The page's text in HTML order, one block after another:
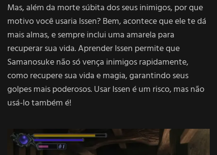
Mas, além da morte súbita dos seus inimigos, por que
motivo você usaria Issen? Bem, acontece que ele te dá
mais almas, e sempre inclui uma amarela para
recuperar sua vida. Aprender Issen permite que
Samanosuke não só vença inimigos rapidamente,
como recupere sua vida e magia, garantindo seus
golpes mais poderosos. Usar Issen é um risco, mas não
usá-lo também é!